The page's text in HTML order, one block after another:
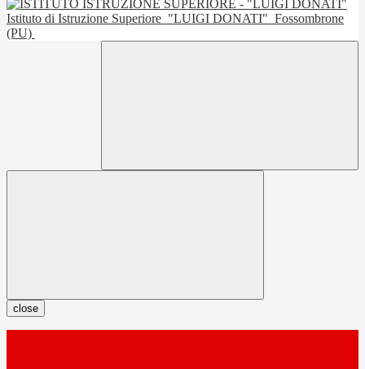
Istituto di Istruzione Superiore "LUIGI DONATI" Fossombrone
(PU)
close